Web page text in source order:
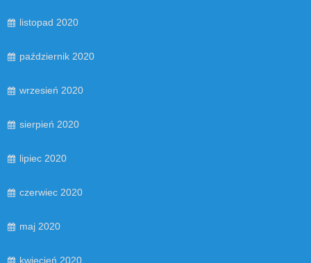
listopad 2020
październik 2020
wrzesień 2020
sierpień 2020
lipiec 2020
czerwiec 2020
maj 2020
kwiecień 2020